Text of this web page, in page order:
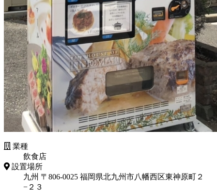
業種
飲食店
設置場所
九州 〒806-0025 福岡県北九州市八幡西区東神原町２
−２３